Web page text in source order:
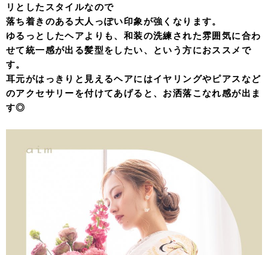
リとしたスタイルなので
落ち着きのある大人っぽい印象が強くなります。
ゆるっとしたヘアよりも、和装の洗練された雰囲気に合わ
せて統一感が出る髪型をしたい、という方におススメで
す。
耳元がはっきりと見えるヘアにはイヤリングやピアスなど
のアクセサリーを付けてあげると、お洒落こなれ感が出ま
す◎